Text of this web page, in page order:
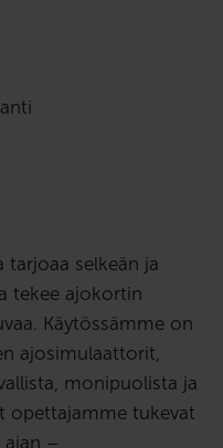
tarjoaa selkeän ja
tekee ajokortin
Käytössämme on
ajosimulaattorit,
monipuolista ja
opettajamme tukevat
–